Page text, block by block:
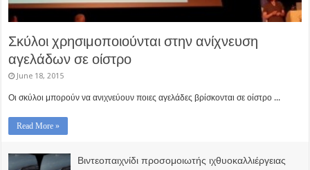
Σκύλοι χρησιμοποιούνται στην ανίχνευση
αγελάδων σε οίστρο
June 18, 2015
Οι σκύλοι μπορούν να ανιχνεύουν ποιες αγελάδες βρίσκονται σε οίστρο ...
Read More »
Βιντεοπαιχνίδι προσομοιωτής ιχθυοκαλλιέργειας